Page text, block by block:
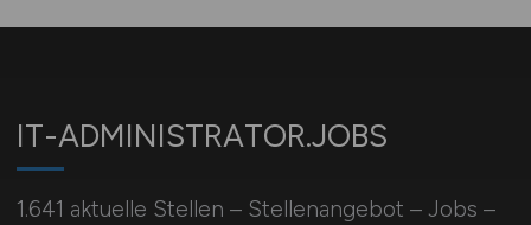
IT-ADMINISTRATOR.JOBS
1.641 aktuelle Stellen – Stellenangebot – Jobs –